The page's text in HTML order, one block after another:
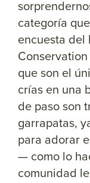
categoría
encuesta del
que son el
crías en una
de paso son
garrapatas,
para adorar
— como lo
comunidad